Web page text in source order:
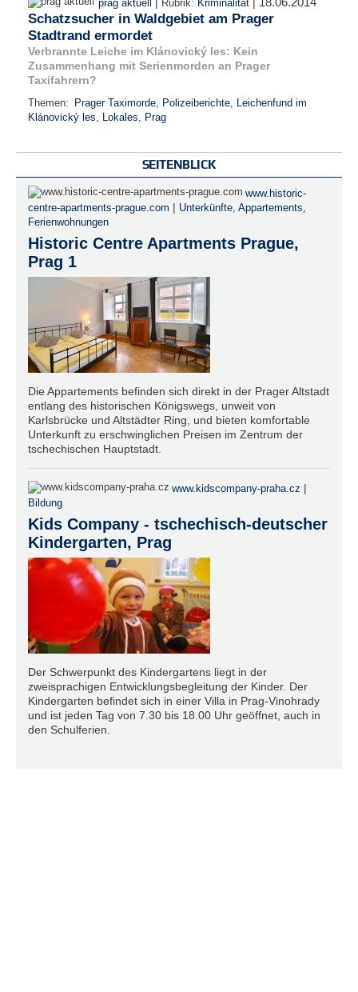
prag aktuell Rubrik: Kriminalität
Schatzsucher in Waldgebiet am Prager
Stadtrand ermordet
Verbrannte Leiche im Klánovický les: Kein
Zusammenhang mit Serienmorden an Prager
Taxifahrern?
Themen: Prager Taximorde, Polizeiberichte, Leichenfund im
Klánovický les, Lokales, Prag
SEITENBLICK
www.historic-
centre-apartments-prague.com | Unterkünfte, Appartements,
Ferienwohnungen
Historic Centre Apartments Prague,
Prag 1
Die Appartements befinden sich direkt in der Prager Altstadt
entlang des historischen Königswegs, unweit von
Karlsbrücke und Altstädter Ring, und bieten komfortable
Unterkunft zu erschwinglichen Preisen im Zentrum der
tschechischen Hauptstadt.
www.kidscompany-praha.cz |
Bildung
Kids Company - tschechisch-deutscher
Kindergarten, Prag
Der Schwerpunkt des Kindergartens liegt in der
zweisprachigen Entwicklungsbegleitung der Kinder. Der
Kindergarten befindet sich in einer Villa in Prag-Vinohrady
und ist jeden Tag von 7.30 bis 18.00 Uhr geöffnet, auch in
den Schulferien.